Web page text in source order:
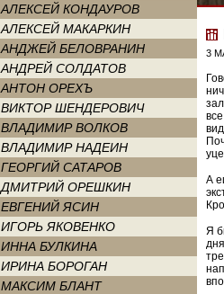
АЛЕКСЕЙ КОНДАУРОВ
АЛЕКСЕЙ МАКАРКИН
АНДЖЕЙ БЕЛОВРАНИН
АНДРЕЙ СОЛДАТОВ
АНТОН ОРЕХЪ
ВИКТОР ШЕНДЕРОВИЧ
ВЛАДИМИР ВОЛКОВ
ВЛАДИМИР НАДЕИН
ГЕОРГИЙ САТАРОВ
ДМИТРИЙ ОРЕШКИН
ЕВГЕНИЙ ЯСИН
ИГОРЬ ЯКОВЕНКО
ИННА БУЛКИНА
ИРИНА БОРОГАН
МАКСИМ БЛАНТ
3
А
Я